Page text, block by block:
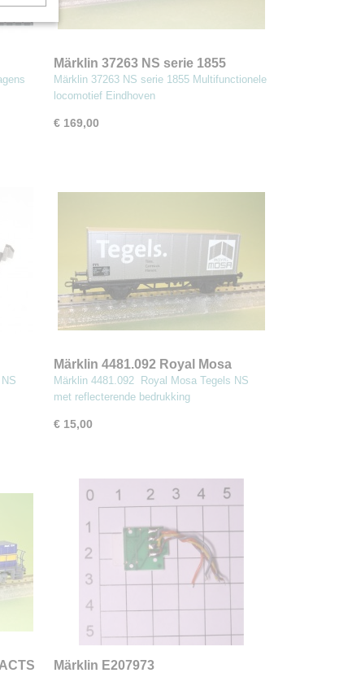
Märklin 37263 NS serie 1855
Multifunctionele locomotief
Eindhoven
Märklin 37263 NS serie 1855 Multifunctionele
locomotief Eindhoven
€ 169,00
Märklin 4481.092 Royal Mosa
Tegels
Märklin 4481.092 Royal Mosa Tegels NS
met reflecterende bedrukking
€ 15,00
Märklin E207973